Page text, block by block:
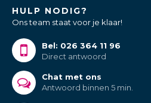
HULP NODIG?
Ons team staat voor je klaar!
Bel: 026 364 11 96
Direct antwoord
Chat met ons
Antwoord binnen 5 min.